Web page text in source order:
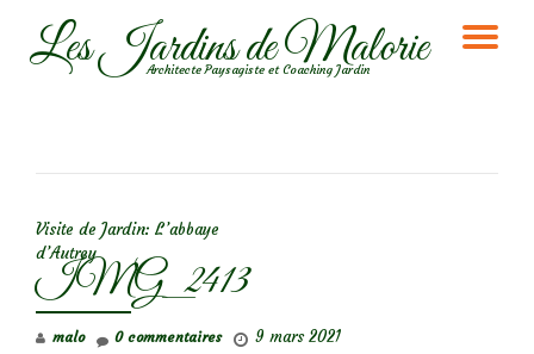
AllerLes Jardins de Malorie
Architecte Paysagiste et Coaching Jardin
Visite de Jardin: L’abbaye
d’Autrey
IMG_2413
malo 9 mars 2021
0 commentaires